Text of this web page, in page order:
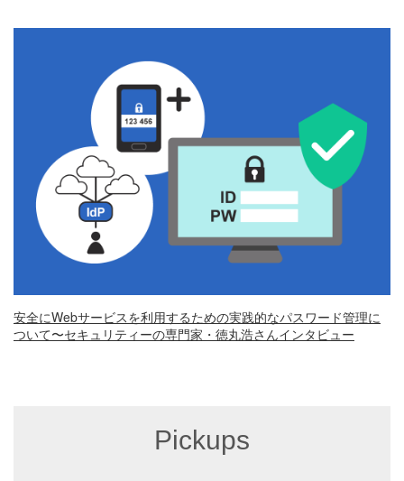
安全にWebサービスを利用するための実践的なパスワード管理に
ついて〜セキュリティーの専門家・徳丸浩さんインタビュー
Pickups